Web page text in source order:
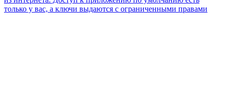
только у вас, а ключи выдаются с ограниченными правами